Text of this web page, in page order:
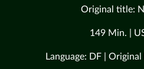
Original title:
149 Min. |
Language: DF |